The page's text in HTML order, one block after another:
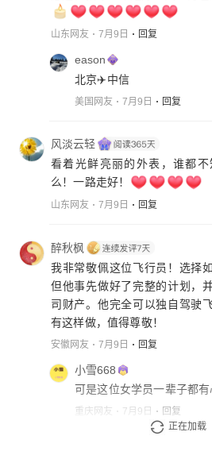
山东网友 7月9日 回复
eason
北京✈️中信
美国网友 7月9日 回复
风淡云轻
看着光鲜亮丽的外表，谁都
么！一路走好！
山东网友 7月9日 回复
醉秋枫
我非常敬佩这位飞行员！选择
但他事先做好了完整的计划，
司财产。他完全可以独自驾驶
有这样做，值得尊敬！
安徽网友 7月9日 回复
小雪668
可是这位女学员一辈子都
重庆网友 7月9日 回复
正在加载